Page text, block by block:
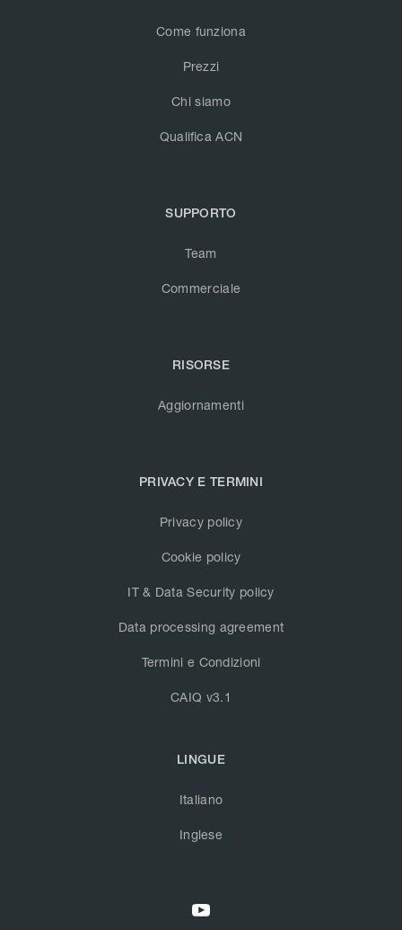
Come funziona
Prezzi
Chi siamo
Qualifica ACN
SUPPORTO
Team
Commerciale
RISORSE
Aggiornamenti
PRIVACY E TERMINI
Privacy policy
Cookie policy
IT & Data Security policy
Data processing agreement
Termini e Condizioni
CAIQ v3.1
LINGUE
Italiano
Inglese